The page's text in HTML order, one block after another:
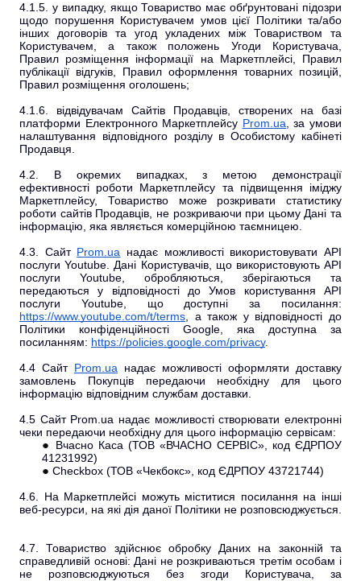
4.1.5. у випадку, якщо Товариство має обґрунтовані підозри
щодо порушення Користувачем умов цієї Політики та/або
інших договорів та угод укладених між Товариством та
Користувачем, а також положень Угоди Користувача,
Правил розміщення інформації на Маркетплейсі, Правил
публікації відгуків, Правил оформлення товарних позицій,
Правил розміщення оголошень;
4.1.6. відвідувачам Сайтів Продавців, створених на базі
платформи Електронного Маркетплейсу Prom.ua, за умови
налаштування відповідного розділу в Особистому кабінеті
Продавця.
4.2. В окремих випадках, з метою демонстрації
ефективності роботи Маркетплейсу та підвищення іміджу
Маркетплейсу, Товариство може розкривати статистику
роботи сайтів Продавців, не розкриваючи при цьому Дані та
інформацію, яка являється комерційною таємницею.
4.3. Сайт Prom.ua надає можливості використовувати АРІ
послуги Youtube. Дані Користувачів, що використовують АРІ
послуги Youtube, обробляються, зберігаються та
передаються у відповідності до Умов користування АРІ
послуги Youtube, що доступні за посилання:
https://www.youtube.com/t/terms, а також у відповідності до
Політики конфіденційності Google, яка доступна за
посиланням: https://policies.google.com/privacy.
4.4 Сайт Prom.ua надає можливості оформляти доставку
замовлень Покупців передаючи необхідну для цього
інформацію відповідним службам доставки.
4.5 Сайт Prom.ua надає можливості створювати електронні
чеки передаючи необхідну для цього інформацію сервісам:
Вчасно Каса (ТОВ «ВЧАСНО СЕРВІС», код ЄДРПОУ
41231992)
Checkbox (ТОВ «Чекбокс», код ЄДРПОУ 43721744)
4.6. На Маркетплейсі можуть міститися посилання на інші
веб-ресурси, на які дія даної Політики не розповсюджується.
4.7. Товариство здійснює обробку Даних на законній та
справедливій основі: Дані не розкриваються третім особам і
не розповсюджуються без згоди Користувача, за